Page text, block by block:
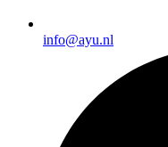
info@ayu.nl